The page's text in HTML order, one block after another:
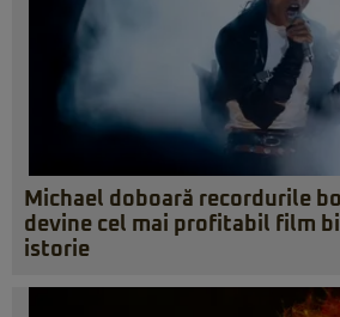
Michael doboară recordurile
devine cel mai profitabil film
istorie